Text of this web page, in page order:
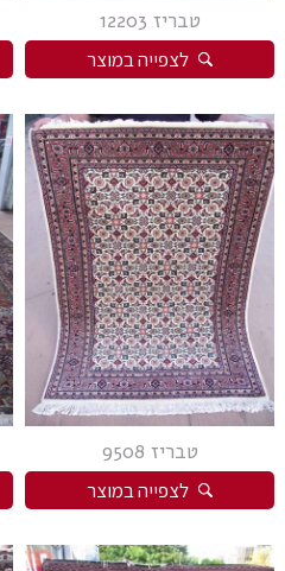
טבריז 12203
לצפייה במוצר
טבריז 9508
לצפייה במוצר